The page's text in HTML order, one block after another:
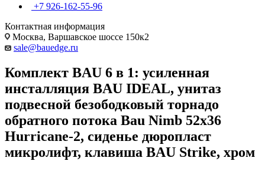
+7 926-162-55-96
Контактная информация
Москва, Варшавское шоссе 150к2
sale@bauedge.ru
Комплект BAU 6 в 1: усиленная
инсталляция BAU IDEAL, унитаз
подвесной безободковый торнадо
обратного потока Bau Nimb 52х36
Hurricane-2, сиденье дюропласт
микролифт, клавиша BAU Strike, хром